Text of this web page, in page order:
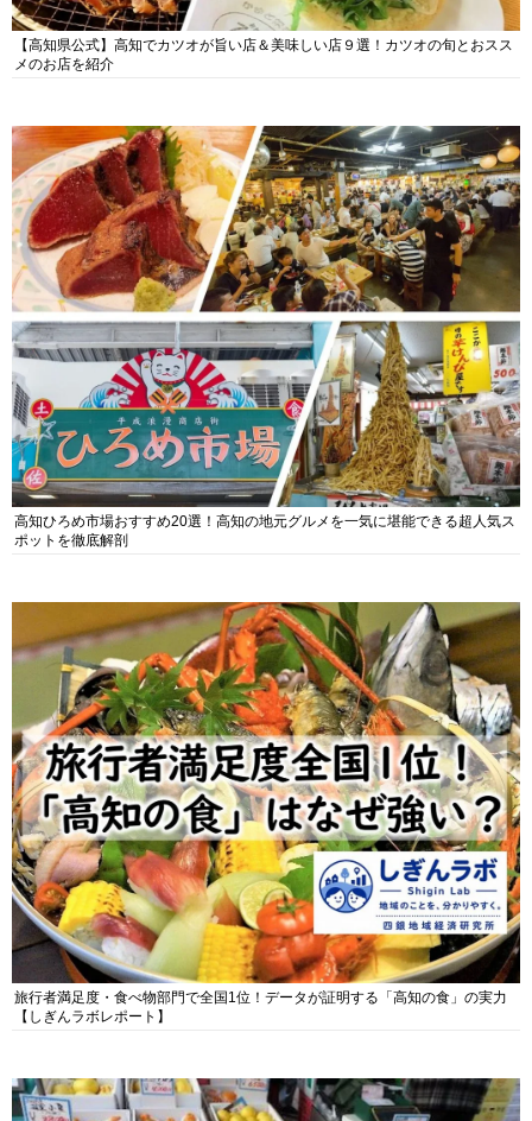
【高知県公式】高知でカツオが旨い店＆美味しい店９選！カツオの旬とおスス
メのお店を紹介
高知ひろめ市場おすすめ20選！高知の地元グルメを一気に堪能できる超人気ス
ポットを徹底解剖
旅行者満足度・食べ物部門で全国1位！データが証明する「高知の食」の実力
【しぎんラボレポート】